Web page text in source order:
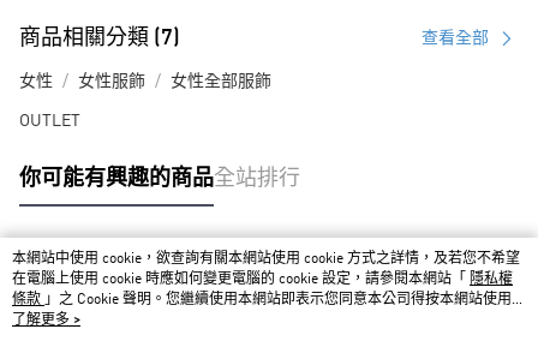
商品相關分類 (7) 查看全部
女性 女性服飾 女性全部服飾
OUTLET
你可能有興趣的商品全站排行
熱門標籤
本網站中使用 cookie，欲查詢有關本網站使用 cookie 方式之詳情，及若您不希望
在電腦上使用 cookie 時應如何變更電腦的 cookie 設定，請參閱本網站「
隱私權
條款 」之 Cookie 聲明。您繼續使用本網站即表示您同意本公司得按本網站使用條
款之 Cookie 聲明使用 cookie。
了解更多 >